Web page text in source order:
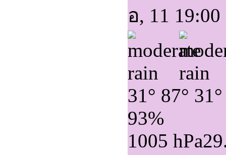
อ, 11 19:00
31° 87° 31°
93%
1005 hPa